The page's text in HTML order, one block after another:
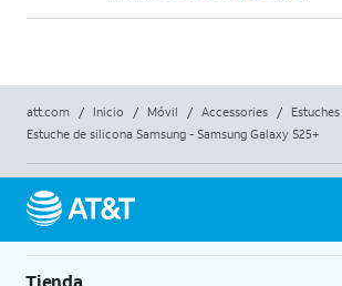
att.com / Inicio / Móvil / Accessories / Estuches
Estuche de silicona Samsung - Samsung Galaxy S25+
Tienda